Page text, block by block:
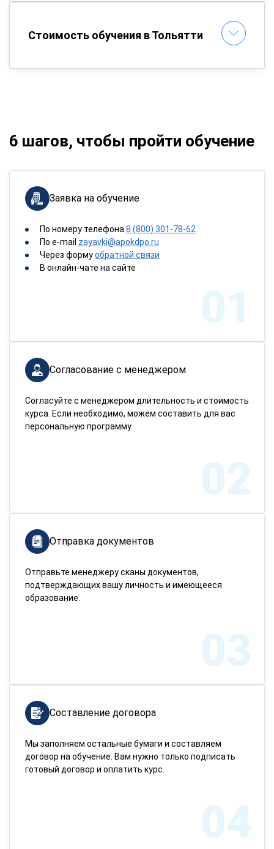
Стоимость обучения в Тольятти
6 шагов, чтобы пройти обучение
Заявка на обучение
По номеру телефона 8 (800) 301-78-62
По e-mail zayavki@apokdpo.ru
Через формуобратной связи
В онлайн-чате на сайте
01
Согласование с менеджером
Согласуйте с менеджером длительность и стоимость
курса. Если необходимо, можем составить для вас
персональную программу.
02
Отправка документов
Отправьте менеджеру сканы документов,
подтверждающих вашу личность и имеющееся
образование.
03
Составление договора
Мы заполняем остальные бумаги и составляем
договор на обучение. Вам нужно только подписать
готовый договор и оплатить курс.
04